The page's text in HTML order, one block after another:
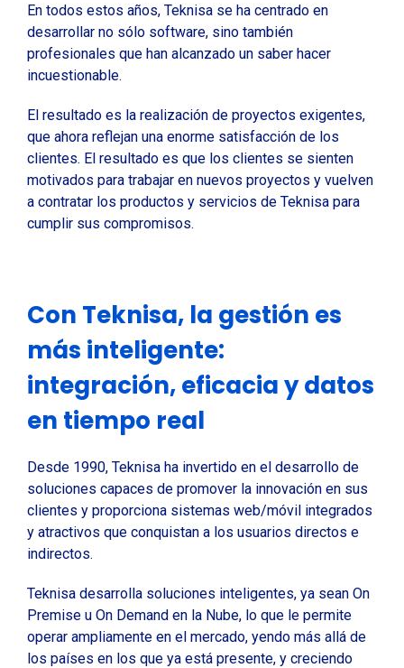
En todos estos años, Teknisa se ha centrado en
desarrollar no sólo software, sino también
profesionales que han alcanzado un saber hacer
incuestionable.
El resultado es la realización de proyectos exigentes,
que ahora reflejan una enorme satisfacción de los
clientes. El resultado es que los clientes se sienten
motivados para trabajar en nuevos proyectos y vuelven
a contratar los productos y servicios de Teknisa para
cumplir sus compromisos.
Con Teknisa, la gestión es
más inteligente:
integración, eficacia y datos
en tiempo real
Desde 1990, Teknisa ha invertido en el desarrollo de
soluciones capaces de promover la innovación en sus
clientes y proporciona sistemas web/móvil integrados
y atractivos que conquistan a los usuarios directos e
indirectos.
Teknisa desarrolla soluciones inteligentes, ya sean On
Premise u On Demand en la Nube, lo que le permite
operar ampliamente en el mercado, yendo más allá de
los países en los que ya está presente, y creciendo